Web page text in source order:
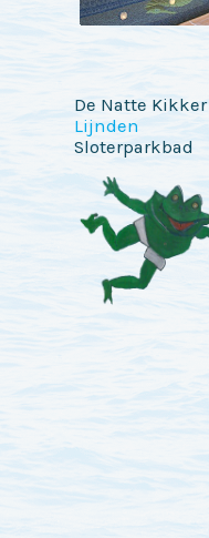
De Natte Kikker
Lijnden
Sloterparkbad